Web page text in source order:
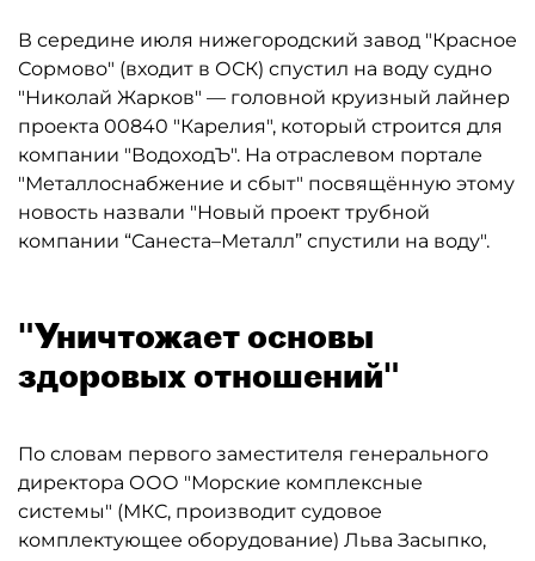
В середине июля нижегородский завод "Красное
Сормово" (входит в ОСК) спустил на воду судно
"Николай Жарков" — головной круизный лайнер
проекта 00840 "Карелия", который строится для
компании "ВодоходЪ". На отраслевом портале
"Металлоснабжение и сбыт" посвящённую этому
новость назвали "Новый проект трубной
компании “Санеста–Металл” спустили на воду".
"Уничтожает основы
здоровых отношений"
По словам первого заместителя генерального
директора ООО "Морские комплексные
системы" (МКС, производит судовое
комплектующее оборудование) Льва Засыпко,